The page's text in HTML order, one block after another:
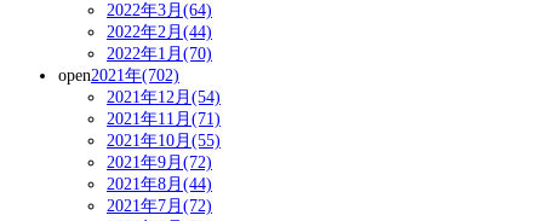
2022年3月(64)
2022年2月(44)
2022年1月(70)
open2021年(702)
2021年12月(54)
2021年11月(71)
2021年10月(55)
2021年9月(72)
2021年8月(44)
2021年7月(72)